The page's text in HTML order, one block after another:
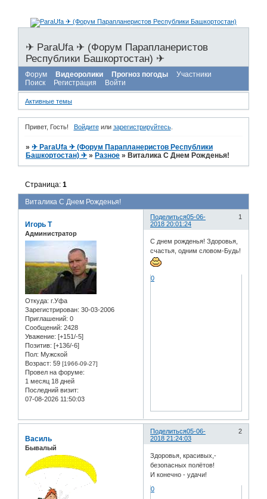
✈ ParaUfa ✈ (Форум Парапланеристов
Республики Башкортостан) ✈
Форум Видеоролики Прогноз погоды
Участники
Поиск
Регистрация Войти
Активные темы
Привет, Гость! Войдитеили зарегистрируйтесь.
»✈ ParaUfa ✈ (Форум Парапланеристов Республики
Башкортостан) ✈ » Разное » Виталика С Днем Рожденья!
Виталика С Днем Рожденья!
Страница:1
Поделиться 1
05-06-
2018 20:01:24
Игорь Т
Администратор
Откуда: г.Уфа
Зарегистрирован: 30-03-2006
Приглашений: 0
Сообщений: 2428
Уважение: [+151/-5]
Позитив: [+136/-6]
Пол: Мужской
Возраст: 59 [1966-09-27]
Провел на форуме:
1 месяц 18 дней
Последний визит:
07-08-2026 11:50:03
С днем рожденья! Здоровья,
счастья, одним словом-Будь!
0
Поделиться 2
05-06-
2018 21:24:03
Василь
Бывалый
Здоровья, красивых,-
безопасных полётов!
И конечно - удачи!
0